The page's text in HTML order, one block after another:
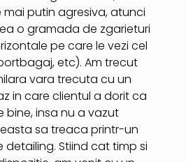
putin agresiva, atunci
o gramada de zgarieturi
pe care le vezi cel
etc). Am trecut
vara trecuta cu un
in care clientul a dorit ca
bine, insa nu a vazut
sa treaca printr-un
Stiind cat timp si